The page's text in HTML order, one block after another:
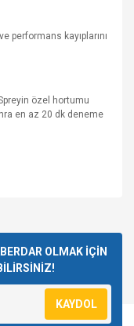
performans kayıplarını
özel hortumu
en az 20 dk deneme
OLMAK İÇİN
KAYDOL